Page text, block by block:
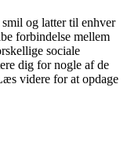
og latter til enhver
forbindelse mellem
sociale
dig for nogle af de
videre for at opdage